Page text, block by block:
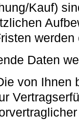
Kauf)
Daten
von Ihnen